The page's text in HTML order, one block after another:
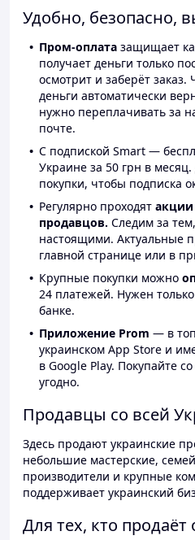
Удобно, безопасно,
Пром-оплата защищает
получает деньги только
осмотрит и заберёт
деньги автоматически
нужно переплачивать за
почте.
С подпиской Smart —
Украине за 50 грн в
покупки, чтобы подписка
Регулярно проходят акции
продавцов. Следим за
настоящими. Актуальные
главной странице или в
Крупные покупки можно
24 платежей. Нужен
банке.
Приложение Prom — в
украинском App Store и
в Google Play. Покупайте
угодно.
Продавцы со всей
Здесь продают украинские
небольшие мастерские,
производители и крупные
поддерживает украинский
Для тех, кто продаёт